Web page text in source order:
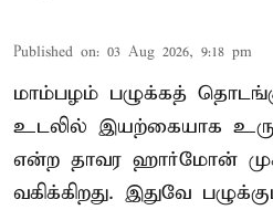
Published on: 03 Aug 2026, 9:18 pm
மாம்பழம் பழுக்கத்
உடலில் இயற்கையாக
என்ற தாவர ஹார்மோன்
வகிக்கிறது. இதுவே